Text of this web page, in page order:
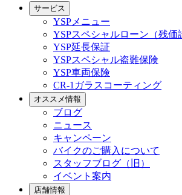
サービス
YSPメニュー
YSPスペシャルローン（残価
YSP延長保証
YSPスペシャル盗難保険
YSP車両保険
CR-1ガラスコーティング
オススメ情報
ブログ
ニュース
キャンペーン
バイクのご購入について
スタッフブログ（旧）
イベント案内
店舗情報